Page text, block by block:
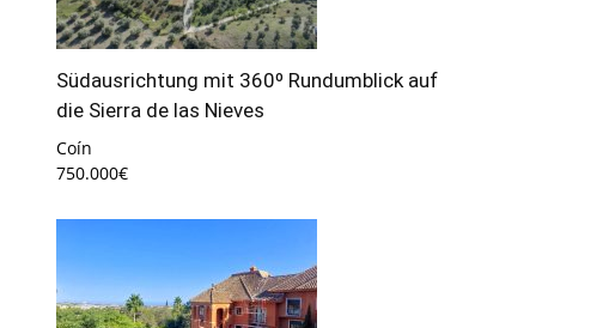
Südausrichtung mit 360º Rundumblick auf
die Sierra de las Nieves
Coín
750.000€